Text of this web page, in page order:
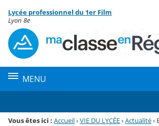
Menu de la rubrique
Contenu
Lycée professionnel du 1er Film
Lyon 8e
MENU
Vous êtes ici : Accueil›VIE DU LYCÉE›Actualité›